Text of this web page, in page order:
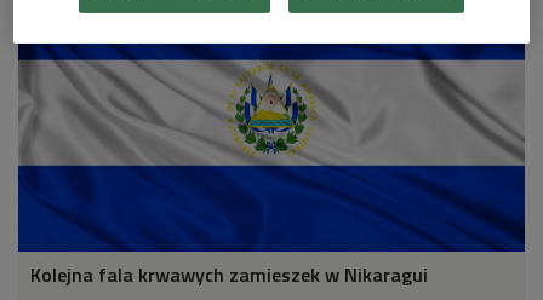
Kolejna fala krwawych zamieszek w Nikaragui